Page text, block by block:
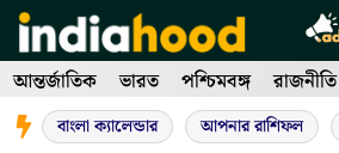
Skip
to
content
আন্তর্জাতিক ভারত পশ্চিমবঙ্গ রাজনীতি
বাংলা ক্যালেন্ডার আপনার রাশিফল